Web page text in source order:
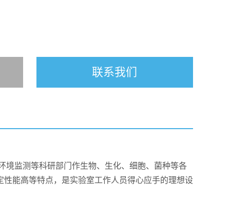
联系我们
境监测等科研部门作生物、生化、细胞、菌种等各
能高等特点，是实验室工作人员得心应手的理想设